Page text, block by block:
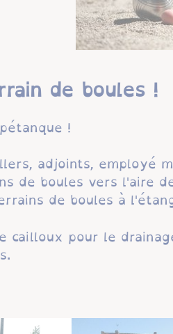
de boules !
!
adjoints, employé
de boules vers l'aire
de boules à
cailloux pour le